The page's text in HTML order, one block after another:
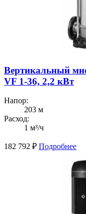
Вертикальный
VF 1-36, 2,2 кВт
Напор:
203 м
Расход:
1 м³/ч
182 792 ₽ Подробнее